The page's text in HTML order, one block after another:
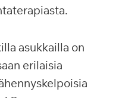
asukkailla on
erilaisia